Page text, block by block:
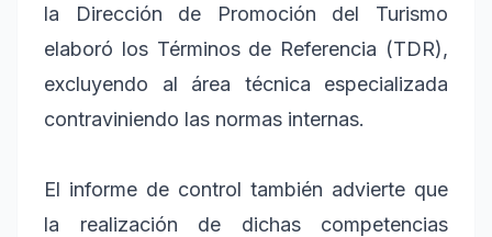
la Dirección de Promoción del Turismo
elaboró los Términos de Referencia (TDR),
excluyendo al área técnica especializada
contraviniendo las normas internas.
El informe de control también advierte que
la realización de dichas competencias